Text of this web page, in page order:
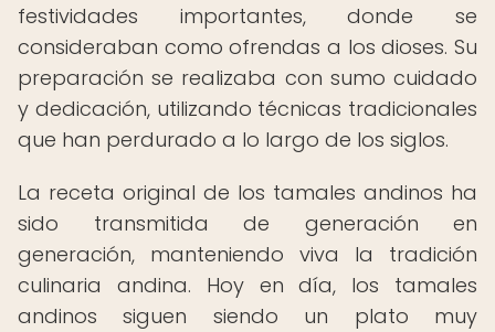
festividades importantes, donde se
consideraban como ofrendas a los dioses. Su
preparación se realizaba con sumo cuidado
y dedicación, utilizando técnicas tradicionales
que han perdurado a lo largo de los siglos.
La receta original de los tamales andinos ha
sido transmitida de generación en
generación, manteniendo viva la tradición
culinaria andina. Hoy en día, los tamales
andinos siguen siendo un plato muy